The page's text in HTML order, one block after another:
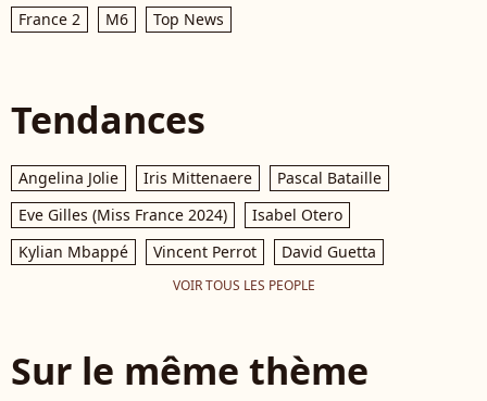
France 2
M6 Top News
Tendances
Angelina Jolie Iris Mittenaere
Pascal Bataille
Eve Gilles (Miss France 2024)
Isabel Otero
Kylian Mbappé
Vincent Perrot David Guetta
VOIR TOUS LES PEOPLE
Sur le même thème